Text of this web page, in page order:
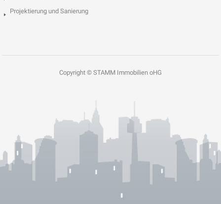
Projektierung und Sanierung
Copyright © STAMM Immobilien oHG